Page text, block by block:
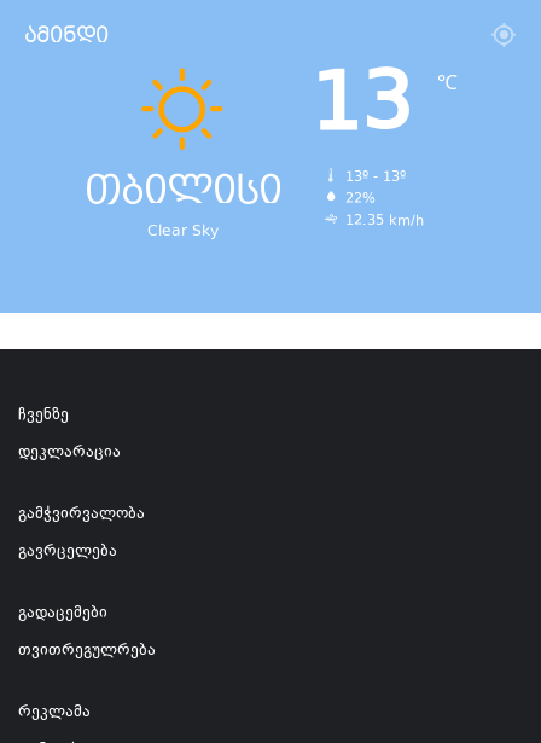
ამინდი
თბილისი
Clear Sky
13 ℃
13º - 13º
22%
12.35 km/h
ჩვენზე
დეკლარაცია
გამჭვირვალობა
გავრცელება
გადაცემები
თვითრეგულრება
რეკლამა